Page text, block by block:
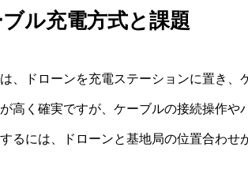
ル充電方式と課題
、ドローンを充電ステーションに置き、
高く確実ですが、ケーブルの接続操作や
るには、ドローンと基地局の位置合わせ